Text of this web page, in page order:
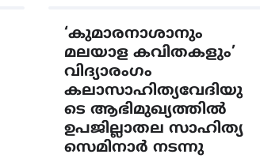
‘കുമാരനാശാനും
മലയാള കവിതകളും’
വിദ്യാരംഗം
കലാസാഹിത്യവേദിയു
ടെ ആഭിമുഖ്യത്തിൽ
ഉപജില്ലാതല സാഹിത്യ
സെമിനാർ നടന്നു